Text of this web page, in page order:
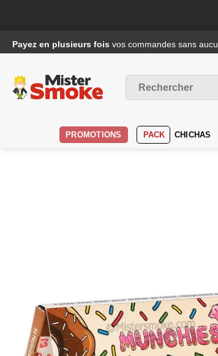
au
Payez en plusieurs fois vos commandes sans
pour :
PROMOTIONS PACK CHICHAS